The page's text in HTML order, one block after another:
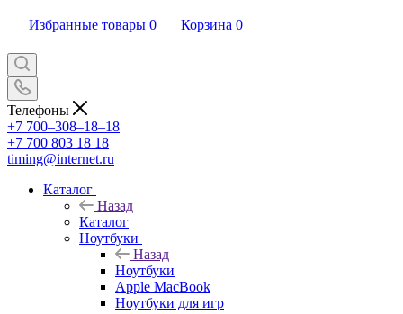
Избранные товары 0 Корзина 0
Телефоны
+7 700‒308‒18‒18
+7 700 803 18 18
timing@internet.ru
Каталог
Назад
Каталог
Ноутбуки
Назад
Ноутбуки
Apple MacBook
Ноутбуки для игр